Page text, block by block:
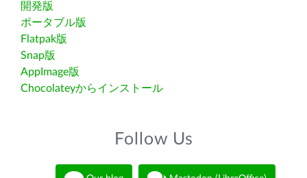
開発版
ポータブル版
Flatpak版
Snap版
AppImage版
Chocolateyからインストール
Follow Us